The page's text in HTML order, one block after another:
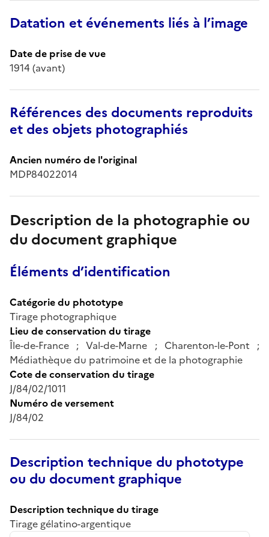
Datation et événements liés à l’image
Date de prise de vue
1914 (avant)
Références des documents reproduits
et des objets photographiés
Ancien numéro de l'original
MDP84022014
Description de la photographie ou
du document graphique
Éléments d’identification
Catégorie du phototype
Tirage photographique
Lieu de conservation du tirage
Île-de-France ; Val-de-Marne ; Charenton-le-Pont ;
Médiathèque du patrimoine et de la photographie
Cote de conservation du tirage
J/84/02/1011
Numéro de versement
J/84/02
Description technique du phototype
ou du document graphique
Description technique du tirage
Tirage gélatino-argentique